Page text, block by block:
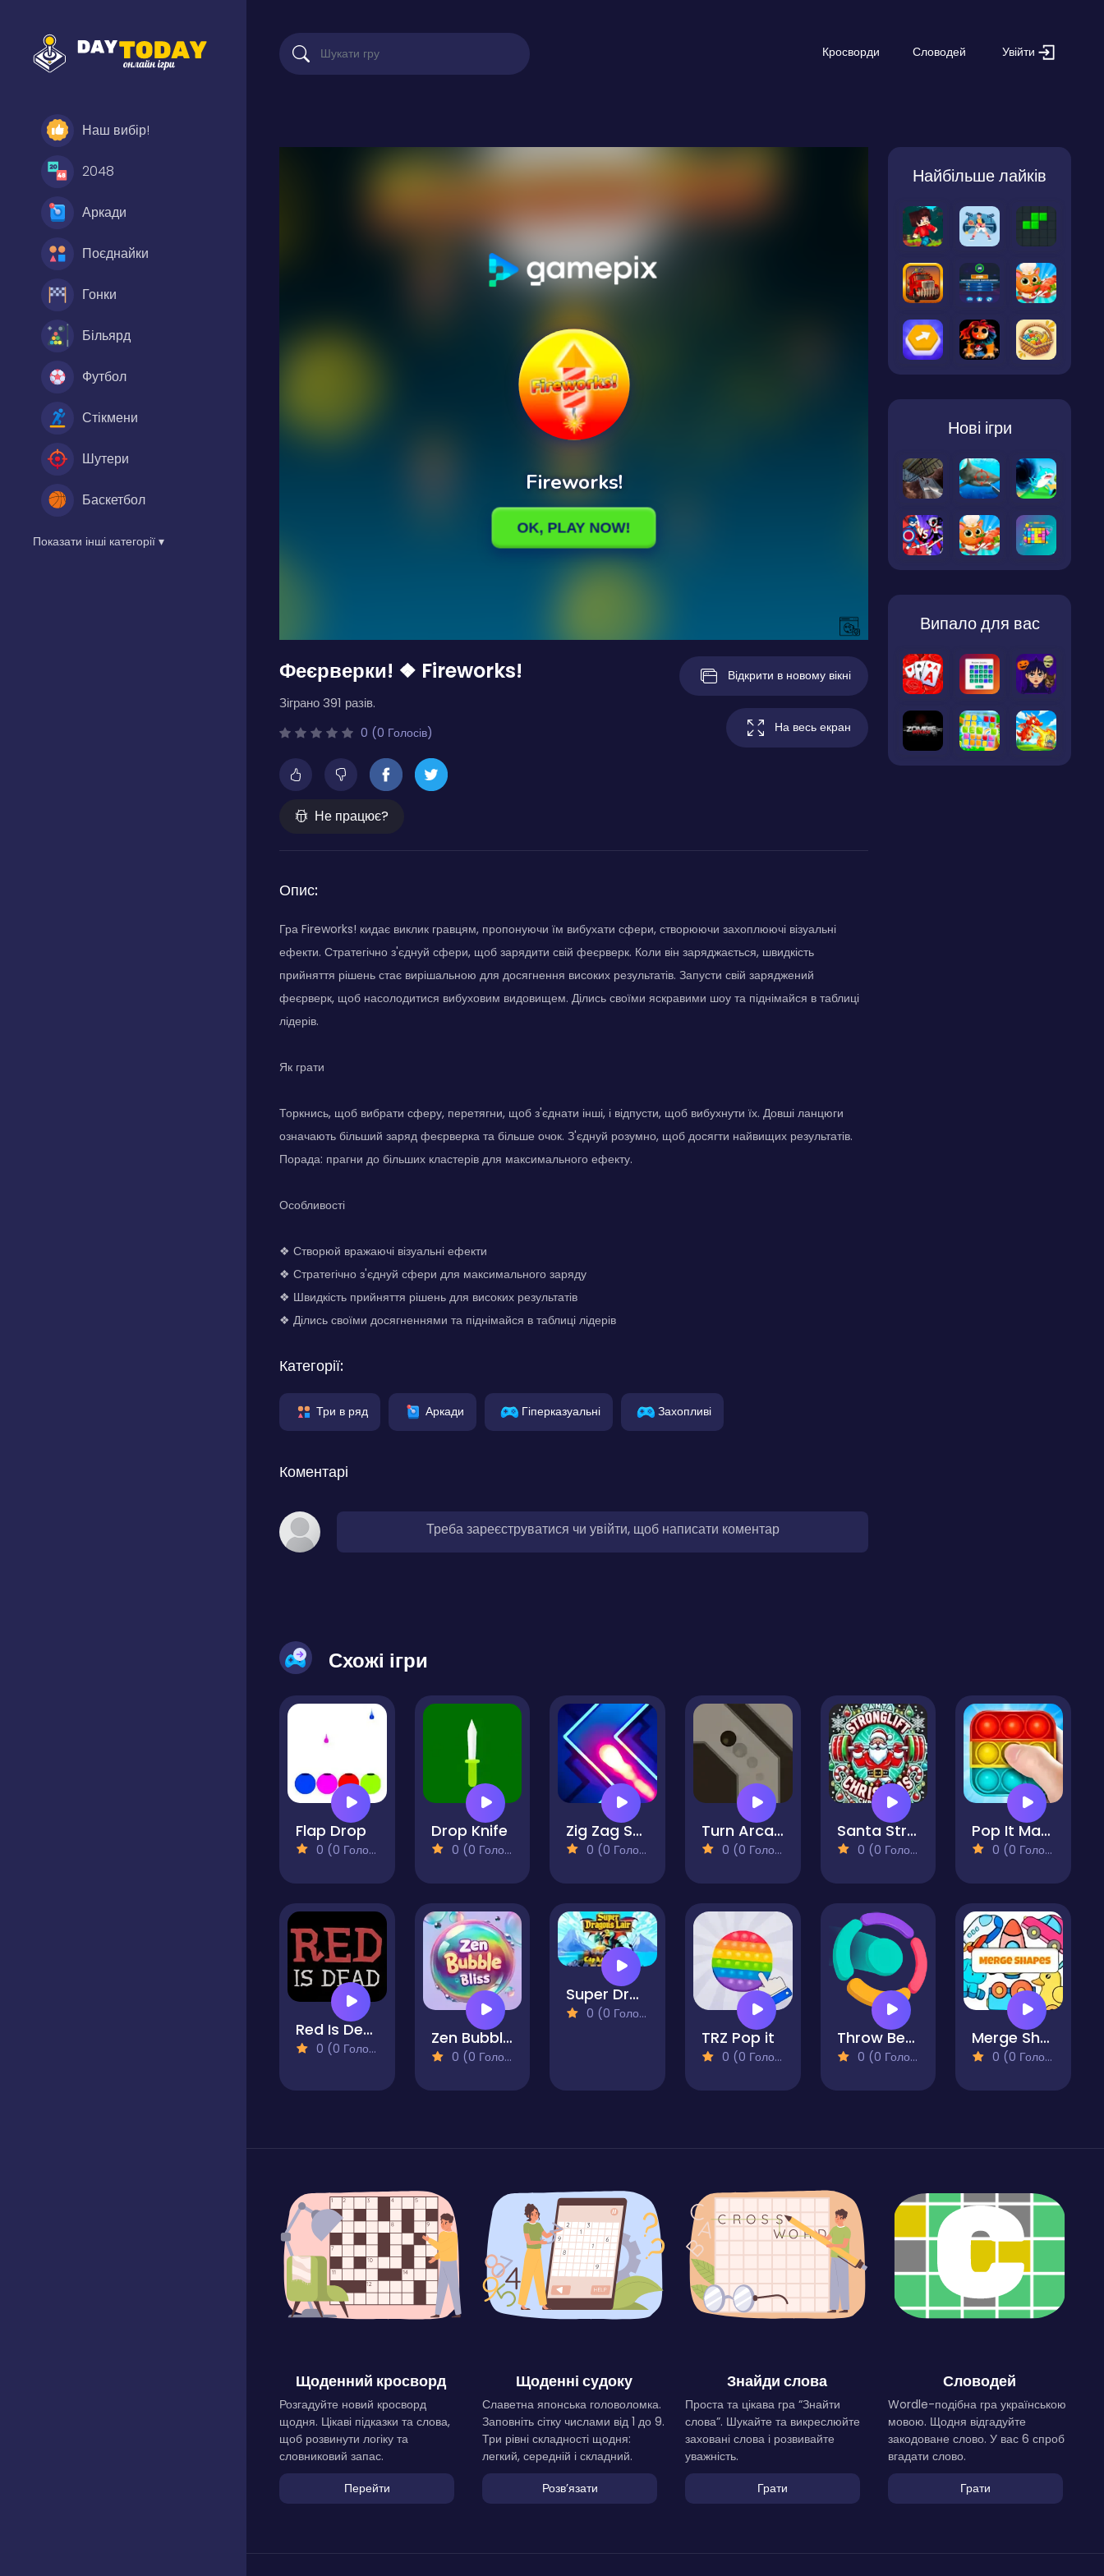
Наш вибір!
2048
Аркади
Поєднайки
Гонки
Більярд
Футбол
Стікмени
Шутери
Баскетбол
Показати інші категорії ▾
Кросворди Словодей Увійти
Феєрверки! ❖ Fireworks!
Зіграно 391 разів.
0 (0 Голосів)
Не працює?
Відкрити в новому вікні
На весь екран
Опис:
Гра Fireworks! кидає виклик гравцям, пропонуючи їм вибухати сфери, створюючи захоплюючі візуальні
ефекти. Стратегічно з'єднуй сфери, щоб зарядити свій феєрверк. Коли він заряджається, швидкість
прийняття рішень стає вирішальною для досягнення високих результатів. Запусти свій заряджений
феєрверк, щоб насолодитися вибуховим видовищем. Ділись своїми яскравими шоу та піднімайся в таблиці
лідерів.
Як грати
Торкнись, щоб вибрати сферу, перетягни, щоб з'єднати інші, і відпусти, щоб вибухнути їх. Довші ланцюги
означають більший заряд феєрверка та більше очок. З'єднуй розумно, щоб досягти найвищих результатів.
Порада: прагни до більших кластерів для максимального ефекту.
Особливості
❖ Створюй вражаючі візуальні ефекти
❖ Стратегічно з'єднуй сфери для максимального заряду
❖ Швидкість прийняття рішень для високих результатів
❖ Ділись своїми досягненнями та піднімайся в таблиці лідерів
Категорії:
Три в ряд Аркади Гіперказуальні Захопливі
Коментарі
Треба зареєструватися чи увійти, щоб написати коментар
Найбільше лайків
Нові ігри
Випало для вас
Схожі ігри
Flap Drop
0 (0 Голосів)
Drop Knife
0 (0 Голосів)
Zig Zag Switch
0 (0 Голосів)
Turn Arcade
0 (0 Голосів)
Santa StrongLift Christmas
0 (0 Голосів)
Pop It Master
0 (0 Голосів)
Red Is Dead 2
0 (0 Голосів)
Zen Bubble Bliss
0 (0 Голосів)
Super Dragons Lair 2
0 (0 Голосів)
TRZ Pop it
0 (0 Голосів)
Throw Best
0 (0 Голосів)
Merge Shapes
0 (0 Голосів)
Щоденний кросворд
Розгадуйте новий кросворд
щодня. Цікаві підказки та слова,
щоб розвинути логіку та
словниковий запас.
Перейти
Щоденні судоку
Славетна японська головоломка.
Заповніть сітку числами від 1 до 9.
Три рівні складності щодня:
легкий, середній і складний.
Розвʼязати
Знайди слова
Проста та цікава гра “Знайти
слова”. Шукайте та викреслюйте
заховані слова і розвивайте
уважність.
Грати
Словодей
Wordle-подібна гра українською
мовою. Щодня відгадуйте
закодоване слово. У вас 6 спроб
вгадати слово.
Грати